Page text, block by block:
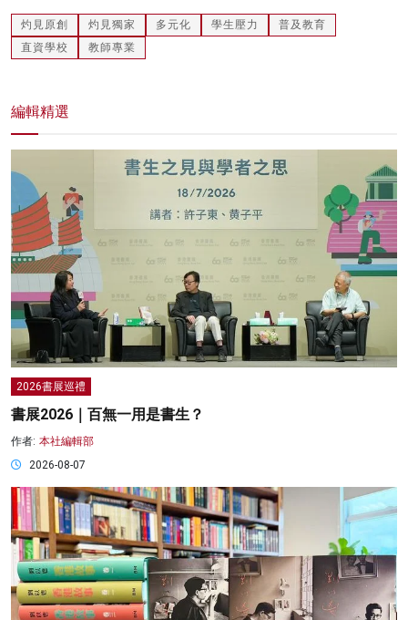
灼見原創 灼見獨家 多元化 學生壓力
普及教育
直資學校
教師專業
編輯精選
2026書展巡禮
書展2026｜百無一用是書生？
作者: 本社編輯部
2026-08-07